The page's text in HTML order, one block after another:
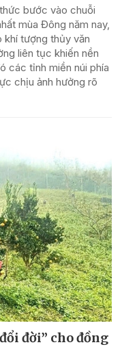
bước vào chuỗi
mùa Đông năm nay,
khí tượng thủy văn
liên tục khiến nền
các tỉnh miền núi phía
chịu ảnh hưởng rõ
đời” cho đồng